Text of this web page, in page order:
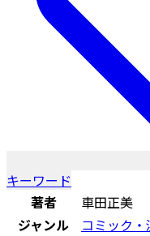
キーワード
著者
車田正美
ジャンル
コミック・